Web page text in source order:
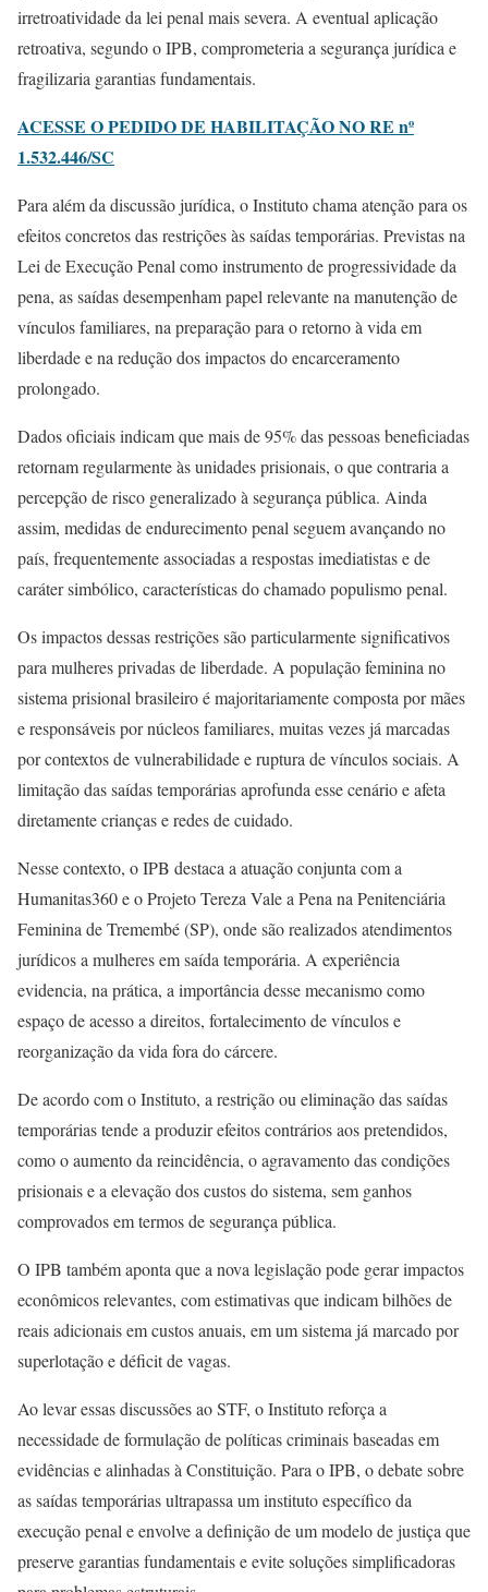
irretroatividade da lei penal mais severa. A eventual aplicação
retroativa, segundo o IPB, comprometeria a segurança jurídica e
fragilizaria garantias fundamentais.
ACESSE O PEDIDO DE HABILITAÇÃO NO RE nº
1.532.446/SC
Para além da discussão jurídica, o Instituto chama atenção para os
efeitos concretos das restrições às saídas temporárias. Previstas na
Lei de Execução Penal como instrumento de progressividade da
pena, as saídas desempenham papel relevante na manutenção de
vínculos familiares, na preparação para o retorno à vida em
liberdade e na redução dos impactos do encarceramento
prolongado.
Dados oficiais indicam que mais de 95% das pessoas beneficiadas
retornam regularmente às unidades prisionais, o que contraria a
percepção de risco generalizado à segurança pública. Ainda
assim, medidas de endurecimento penal seguem avançando no
país, frequentemente associadas a respostas imediatistas e de
caráter simbólico, características do chamado populismo penal.
Os impactos dessas restrições são particularmente significativos
para mulheres privadas de liberdade. A população feminina no
sistema prisional brasileiro é majoritariamente composta por mães
e responsáveis por núcleos familiares, muitas vezes já marcadas
por contextos de vulnerabilidade e ruptura de vínculos sociais. A
limitação das saídas temporárias aprofunda esse cenário e afeta
diretamente crianças e redes de cuidado.
Nesse contexto, o IPB destaca a atuação conjunta com a
Humanitas360 e o Projeto Tereza Vale a Pena na Penitenciária
Feminina de Tremembé (SP), onde são realizados atendimentos
jurídicos a mulheres em saída temporária. A experiência
evidencia, na prática, a importância desse mecanismo como
espaço de acesso a direitos, fortalecimento de vínculos e
reorganização da vida fora do cárcere.
De acordo com o Instituto, a restrição ou eliminação das saídas
temporárias tende a produzir efeitos contrários aos pretendidos,
como o aumento da reincidência, o agravamento das condições
prisionais e a elevação dos custos do sistema, sem ganhos
comprovados em termos de segurança pública.
O IPB também aponta que a nova legislação pode gerar impactos
econômicos relevantes, com estimativas que indicam bilhões de
reais adicionais em custos anuais, em um sistema já marcado por
superlotação e déficit de vagas.
Ao levar essas discussões ao STF, o Instituto reforça a
necessidade de formulação de políticas criminais baseadas em
evidências e alinhadas à Constituição. Para o IPB, o debate sobre
as saídas temporárias ultrapassa um instituto específico da
execução penal e envolve a definição de um modelo de justiça que
preserve garantias fundamentais e evite soluções simplificadoras